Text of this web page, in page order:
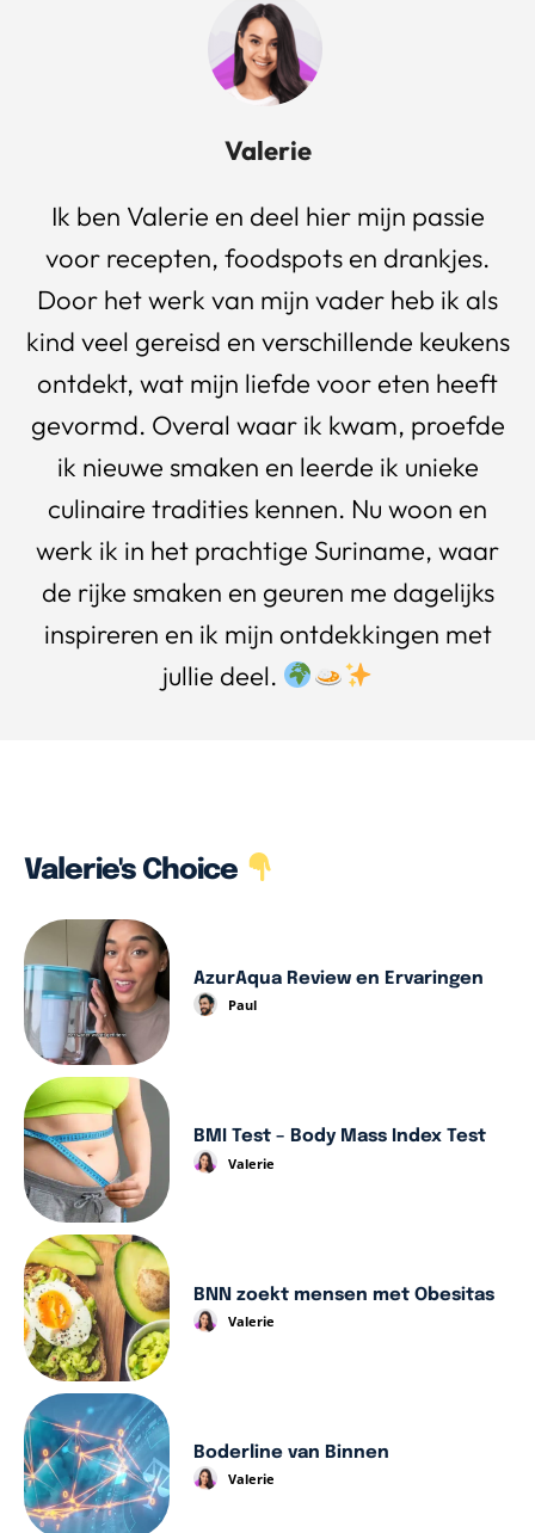
Valerie
Ik ben Valerie en deel hier mijn passie
voor recepten, foodspots en drankjes.
Door het werk van mijn vader heb ik als
kind veel gereisd en verschillende keukens
ontdekt, wat mijn liefde voor eten heeft
gevormd. Overal waar ik kwam, proefde
ik nieuwe smaken en leerde ik unieke
culinaire tradities kennen. Nu woon en
werk ik in het prachtige Suriname, waar
de rijke smaken en geuren me dagelijks
inspireren en ik mijn ontdekkingen met
jullie deel.
Valerie's Choice
AzurAqua Review en Ervaringen
Paul
BMI Test – Body Mass Index Test
Valerie
BNN zoekt mensen met Obesitas
Valerie
Boderline van Binnen
Valerie